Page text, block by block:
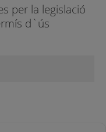
per la legislació
d`ús